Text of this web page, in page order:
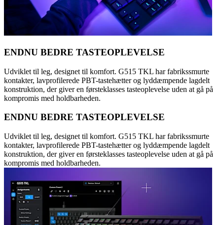
ENDNU BEDRE TASTEOPLEVELSE
Udviklet til leg, designet til komfort. G515 TKL har fabrikssmurte
kontakter, lavprofilerede PBT-tastehætter og lyddæmpende lagdelt
konstruktion, der giver en førsteklasses tasteoplevelse uden at gå på
kompromis med holdbarheden.
ENDNU BEDRE TASTEOPLEVELSE
Udviklet til leg, designet til komfort. G515 TKL har fabrikssmurte
kontakter, lavprofilerede PBT-tastehætter og lyddæmpende lagdelt
konstruktion, der giver en førsteklasses tasteoplevelse uden at gå på
kompromis med holdbarheden.